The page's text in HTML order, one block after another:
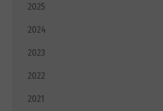
2025
2024
2023
2022
2021